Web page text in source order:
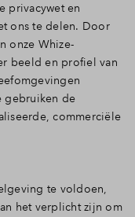
privacywet en
ons te delen. Door
onze Whize-
beeld en profiel van
gebruiken de
commerciële
te voldoen,
het verplicht zijn om